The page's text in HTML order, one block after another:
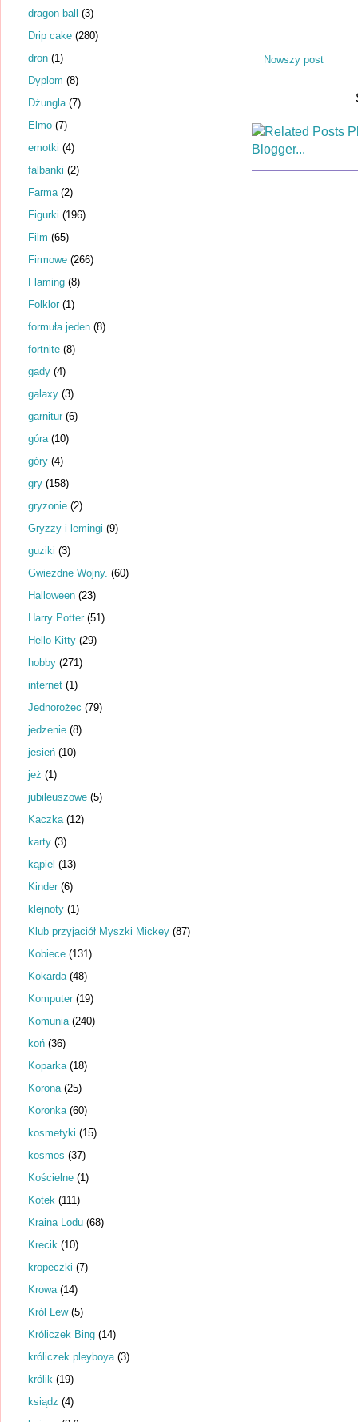
Nowszy post
dragon ball (3)
Drip cake (280)
dron (1)
Dyplom (8)
Dżungla (7)
Elmo (7)
emotki (4)
falbanki (2)
Farma (2)
Figurki (196)
Film (65)
Firmowe (266)
Flaming (8)
Folklor (1)
formuła jeden (8)
fortnite (8)
gady (4)
galaxy (3)
garnitur (6)
góra (10)
góry (4)
gry (158)
gryzonie (2)
Gryzzy i lemingi (9)
guziki (3)
Gwiezdne Wojny. (60)
Halloween (23)
Harry Potter (51)
Hello Kitty (29)
hobby (271)
internet (1)
Jednorożec (79)
jedzenie (8)
jesień (10)
jeż (1)
jubileuszowe (5)
Kaczka (12)
karty (3)
kąpiel (13)
Kinder (6)
klejnoty (1)
Klub przyjaciół Myszki Mickey (87)
Kobiece (131)
Kokarda (48)
Komputer (19)
Komunia (240)
koń (36)
Koparka (18)
Korona (25)
Koronka (60)
kosmetyki (15)
kosmos (37)
Kościelne (1)
Kotek (111)
Kraina Lodu (68)
Krecik (10)
kropeczki (7)
Krowa (14)
Król Lew (5)
Króliczek Bing (14)
króliczek pleyboya (3)
królik (19)
ksiądz (4)